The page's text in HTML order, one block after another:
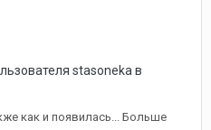
stasoneka в
как и появилась... Больше